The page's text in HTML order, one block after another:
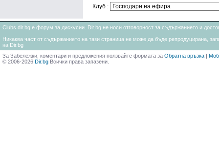
Клуб :
Clubs.dir.bg е форум за дискусии. Dir.bg не носи отговорност за съдържанието и
Никаква част от съдържанието на тази страница не може да бъде репродуцирана,
на Dir.bg
За Забележки, коментари и предложения ползвайте формата за Обратна връзка |
© 2006-2026 Dir.bg Всички права запазени.